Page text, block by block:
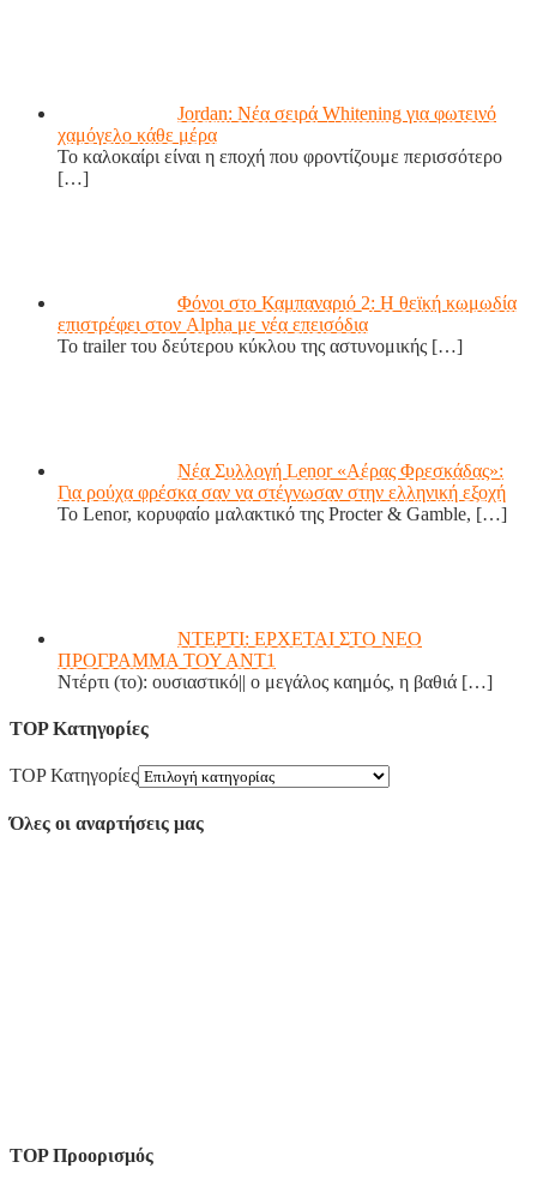
Jordan: Νέα σειρά Whitening για φωτεινό
χαμόγελο κάθε μέρα
Το καλοκαίρι είναι η εποχή που φροντίζουμε περισσότερο
[…]
Φόνοι στο Καμπαναριό 2: Η θεϊκή κωμωδία
επιστρέφει στον Alpha με νέα επεισόδια
Το trailer του δεύτερου κύκλου της αστυνομικής […]
Νέα Συλλογή Lenor «Αέρας Φρεσκάδας»:
Για ρούχα φρέσκα σαν να στέγνωσαν στην ελληνική εξοχή
Το Lenor, κορυφαίο μαλακτικό της Procter & Gamble, […]
ΝΤΕΡΤΙ: ΕΡΧΕΤΑΙ ΣΤΟ ΝΕΟ
ΠΡΟΓΡΑΜΜΑ ΤΟΥ ΑΝΤ1
Ντέρτι (το): ουσιαστικό|| ο μεγάλος καημός, η βαθιά […]
TOP Κατηγορίες
TOP Κατηγορίες
Όλες οι αναρτήσεις μας
TOP Προορισμός